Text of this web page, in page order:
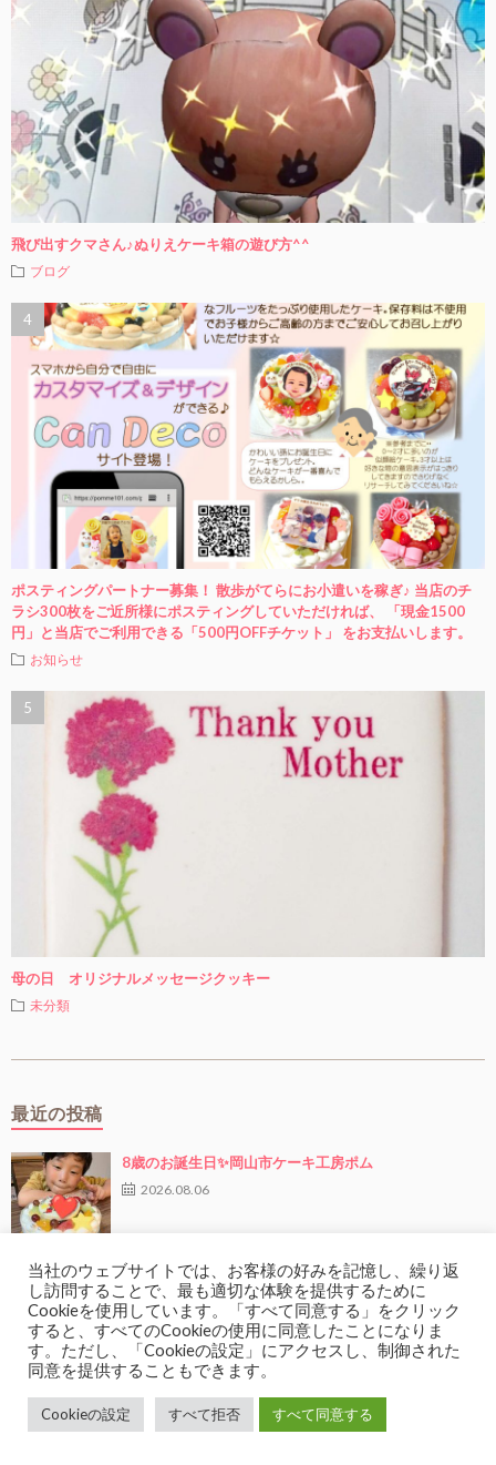
飛び出すクマさん♪ぬりえケーキ箱の遊び方^^
ブログ
ポスティングパートナー募集！ 散歩がてらにお小遣いを稼ぎ♪ 当店のチ
ラシ300枚をご近所様にポスティングしていただければ、 「現金1500
円」と当店でご利用できる「500円OFFチケット」 をお支払いします。
お知らせ
母の日 オリジナルメッセージクッキー
未分類
最近の投稿
8歳のお誕生日✨岡山市ケーキ工房ポム
2026.08.06
10歳のバースデーケーキ✨岡山市ケーキ工房ポム
2026.07.14
✨新登場！✨バターサンド4種詰め合わせセット 岡山
市ケーキ工房ポム
当社のウェブサイトでは、お客様の好みを記憶し、繰り返
し訪問することで、最も適切な体験を提供するために
Cookieを使用しています。「すべて同意する」をクリック
すると、すべてのCookieの使用に同意したことになりま
す。ただし、「Cookieの設定」にアクセスし、制御された
同意を提供することもできます。
Cookieの設定 すべて拒否 すべて同意する